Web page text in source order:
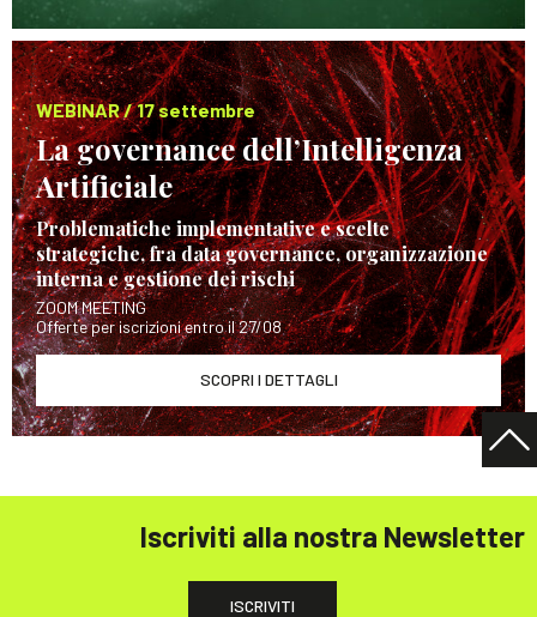
WEBINAR / 17 settembre
La governance dell’Intelligenza
Artificiale
Problematiche implementative e scelte
strategiche, fra data governance, organizzazione
interna e gestione dei rischi
ZOOM MEETING
Offerte per iscrizioni entro il 27/08
SCOPRI I DETTAGLI
Iscriviti alla nostra Newsletter
ISCRIVITI